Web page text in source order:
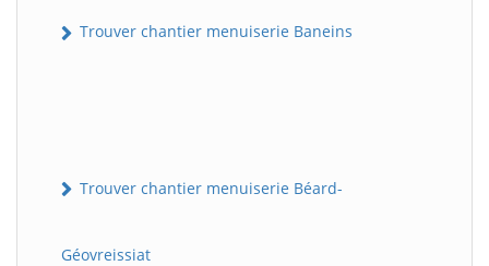
Trouver chantier menuiserie Baneins
Trouver chantier menuiserie Béard-
Géovreissiat